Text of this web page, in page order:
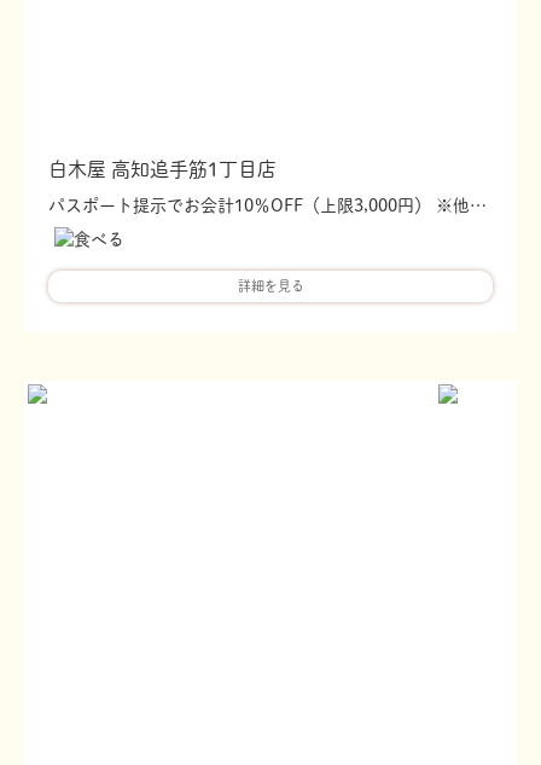
白木屋 高知追手筋1丁目店
パスポート提示でお会計10％OFF（上限3,000円） ※他値引・単品飲み放題・食べ放題・二次会コースなど併用不可 ※テイクアウトのみ、ランチのみでの利用不可
詳細を見る